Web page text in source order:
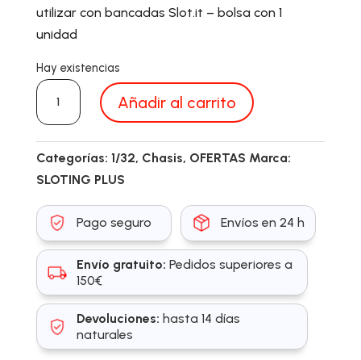
utilizar con bancadas Slot.it – bolsa con 1
unidad
Hay existencias
SP600031
EVO
Añadir al carrito
Categorías: 1/32, Chasis, OFERTAS Marca:
SLOTING PLUS
Pago seguro Envíos en 24 h
Envío gratuito: Pedidos superiores a
150€
Devoluciones: hasta 14 días
naturales